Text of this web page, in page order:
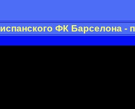
ФК Барселона -